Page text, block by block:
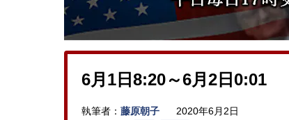
6月1日8:20～6月2日0:01
執筆者： 藤原朝子
2020年6月2日